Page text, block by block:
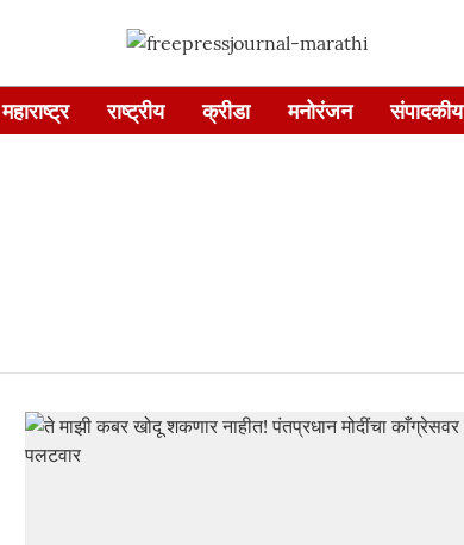
महाराष्ट्र राष्ट्रीय क्रीडा मनोरंजन संपादकीय